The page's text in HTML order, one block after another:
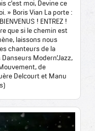
c’est moi, Devine ce
» Boris Vian La porte :
! ENTREZ !
que si le chemin est
laissons nous
chanteurs de la
Modern’Jazz,
de
Delcourt et Manu